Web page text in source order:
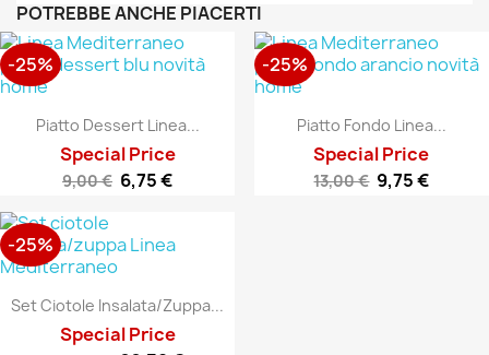
POTREBBE ANCHE PIACERTI
Piatto Dessert Linea...
Special Price
9,00 € 6,75 €
-25%
Piatto Fondo Linea...
Special Price
13,00 € 9,75 €
-25%
Set Ciotole Insalata/zuppa...
Special Price
-25%